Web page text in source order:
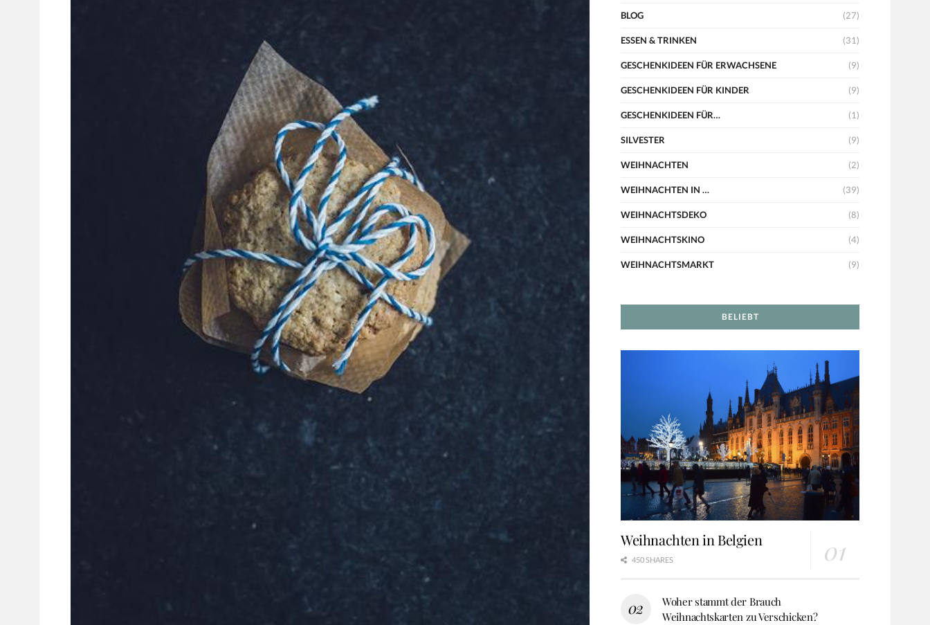
BLOG (27)
ESSEN & TRINKEN (31)
GESCHENKIDEEN FÜR ERWACHSENE (9)
GESCHENKIDEEN FÜR KINDER (9)
GESCHENKIDEEN FÜR… (1)
SILVESTER (9)
WEIHNACHTEN (2)
WEIHNACHTEN IN … (39)
WEIHNACHTSDEKO (8)
WEIHNACHTSKINO (4)
WEIHNACHTSMARKT (9)
BELIEBT
Weihnachten in Belgien
450 SHARES
Woher stammt der Brauch
Weihnachtskarten zu Verschicken?